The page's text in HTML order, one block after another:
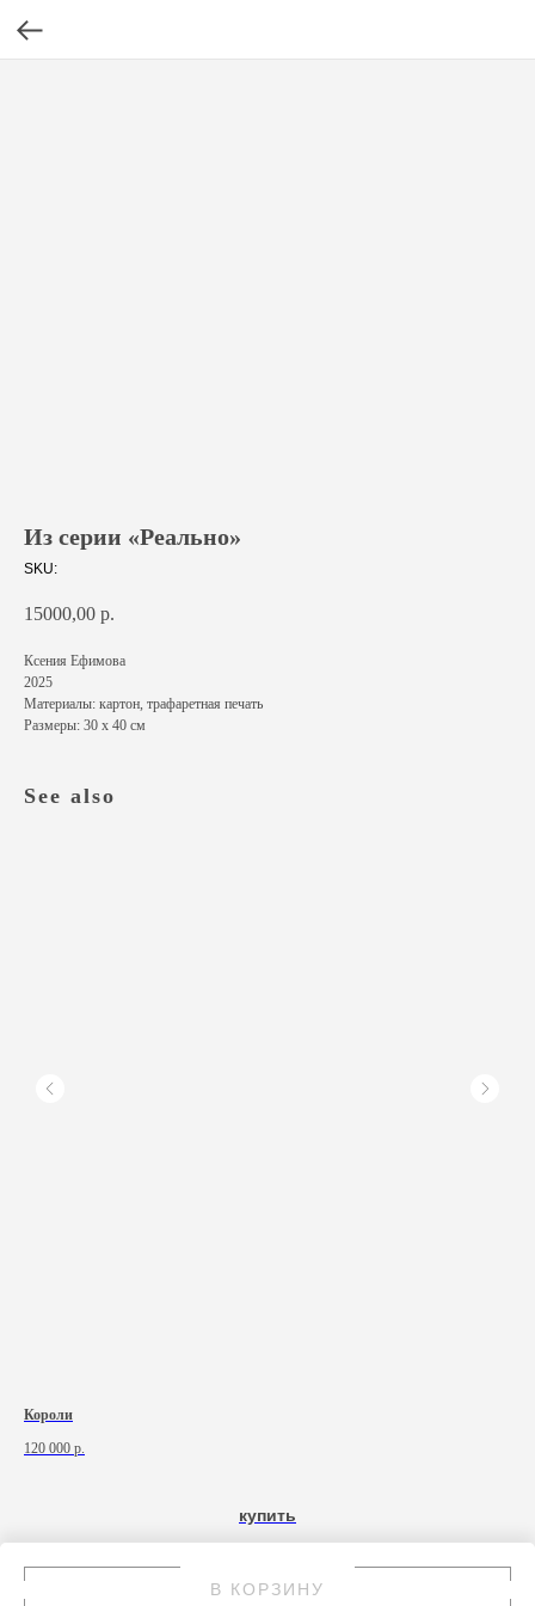
Из серии «Реально»
SKU:
15000,00 р.
В КОРЗИНУ
Ксения Ефимова
2025
Материалы: картон, трафаретная печать
Размеры: 30 х 40 см
See also
Короли
120 000 р.
купить